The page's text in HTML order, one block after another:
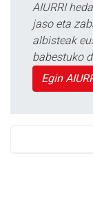
AIURRI
jaso eta
albisteak
babestuko
Egin